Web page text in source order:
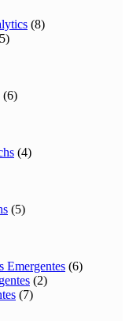
(8)
(6)
(4)
(5)
Emergentes (6)
(2)
(7)